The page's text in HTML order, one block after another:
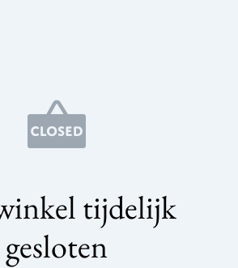
tijdelijk
gesloten